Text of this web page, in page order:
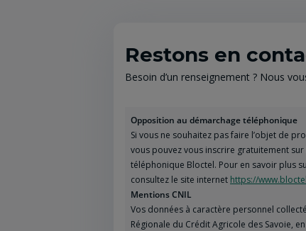
Restons en
Besoin d’un renseignement ? Nous
Opposition au démarchage téléphonique
Si vous ne souhaitez pas faire l’objet de
vous pouvez vous inscrire gratuitement
téléphonique Bloctel. Pour en savoir plus
consultez le site internet https://
Mentions CNIL
Vos données à caractère personnel
Régionale du Crédit Agricole des Savoie,